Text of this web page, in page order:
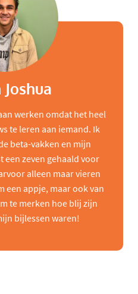
Joshua
werken omdat het heel
te leren aan iemand. Ik
beta-vakken en mijn
zeven gehaald voor
alleen maar vieren
een appje, maar ook van
te merken hoe blij zijn
bijlessen waren!